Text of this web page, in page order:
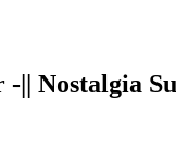
Nostalgia